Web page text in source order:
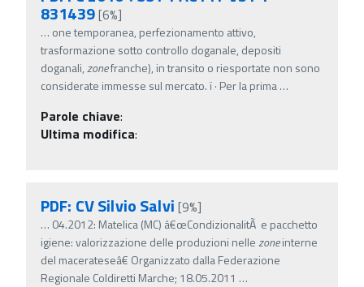
831439[6%]
… one temporanea, perfezionamento attivo,
trasformazione sotto controllo doganale, depositi
doganali,zonefranche), in transito o riesportate non sono
considerate immesse sul mercato. ï‚· Per la prima…
Parole chiave:
Ultima modifica:
PDF: CV Silvio Salvi [9%]
… 04.2012: Matelica (MC) â€œCondizionalitÃ e pacchetto
igiene: valorizzazione delle produzioni nellezoneinterne
del macerateseâ€ Organizzato dalla Federazione
Regionale Coldiretti Marche; 18.05.2011 …